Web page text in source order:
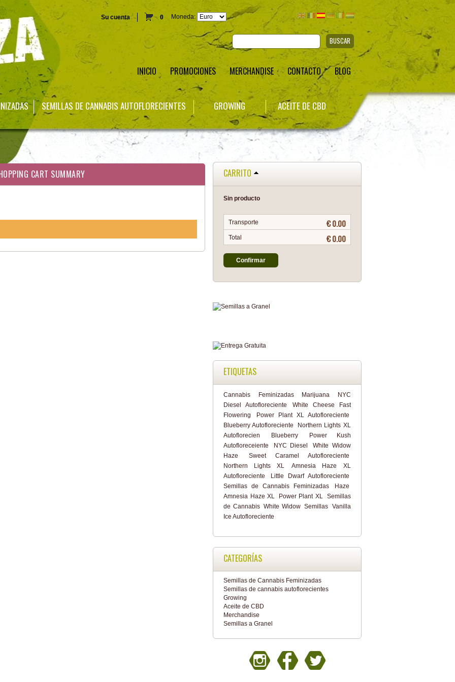
Su cuenta 0 Moneda:
BUSCAR
INICIO PROMOCIONES MERCHANDISE CONTACTO BLOG
SEMILLAS DE CANNABIS AUTOFLORECIENTES GROWING ACEITE DE CBD
CART SUMMARY CARRITO
Sin producto
Transporte € 0.00
Total € 0.00
Confirmar
ETIQUETAS
Cannabis Feminizadas Marijuana
NYC
Diesel Autofloreciente
White Cheese Fast
Flowering
Power Plant XL Autofloreciente
Blueberry Autofloreciente
Northern Lights XL
Autoflorecien
Blueberry
Power Kush
Autofloreceiente
NYC Diesel
White Widow
Haze
Sweet Caramel Autofloreciente
Northern Lights XL
Amnesia Haze XL
Autofloreciente
Little Dwarf Autofloreciente
Semillas de Cannabis Feminizadas
Haze
Amnesia Haze XL
Power Plant XL Semillas
de Cannabis White Widow Semillas Vanilla
Ice Autofloreciente
CATEGORÍAS
Semillas de Cannabis Feminizadas
Semillas de cannabis autoflorecientes
Growing
Aceite de CBD
Merchandise
Semillas a Granel